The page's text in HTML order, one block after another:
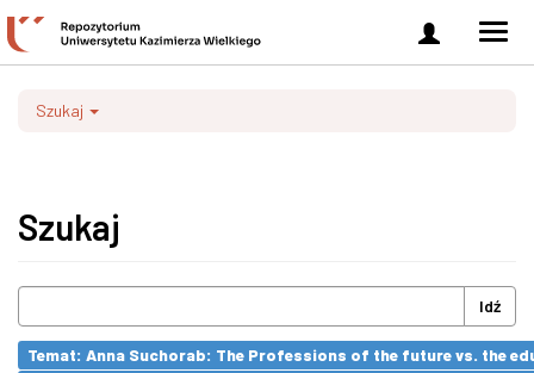
Zaloguj
się
Szukaj
Szukaj
Idź
Temat: Anna Suchorab: The Professions of the future vs. the